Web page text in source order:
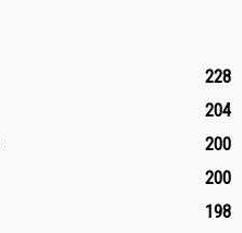
228
204
200
200
198